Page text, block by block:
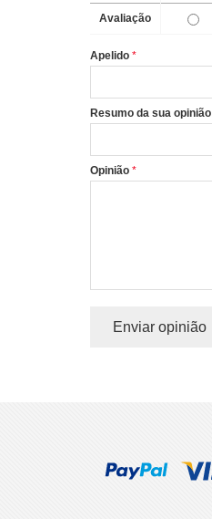
Avaliação
Apelido
Resumo da sua opinião
Opinião
Enviar opinião